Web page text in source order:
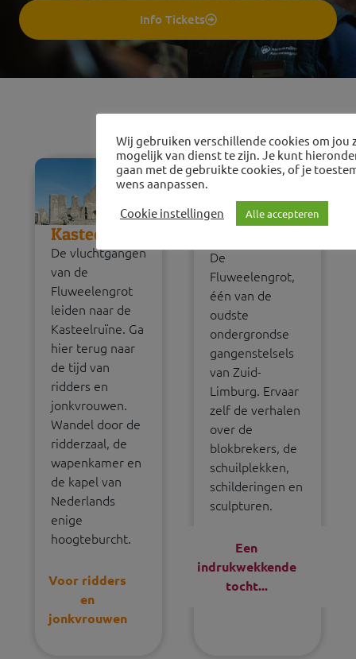
Info Tickets
Kasteelruïne
De vluchtgangen
van de
Fluweelengrot
leiden naar de
Kasteelruïne. Ga
hier terug naar
de tijd van
ridders en
jonkvrouwen.
Wandel door de
ridderzaal, de
wapenkamer en
de kapel van
Nederlands
enige
hoogteburcht.
Voor ridders
en
jonkvrouwen
De
Fluweelengrot,
één van de
oudste
ondergrondse
gangenstelsels
van Zuid-
Limburg. Ervaar
zelf de verhalen
over de
blokbrekers, de
schuilplekken,
schilderingen en
sculpturen.
Een
indrukwekkende
tocht...
Wij gebruiken verschillende cookies om jou
mogelijk van dienst te zijn. Je kunt
gaan met de gebruikte cookies, of je
wens aanpassen.
Cookie instellingen
Alle accepteren